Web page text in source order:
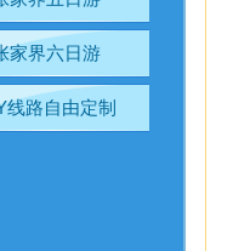
家界六日游
线路自由定制